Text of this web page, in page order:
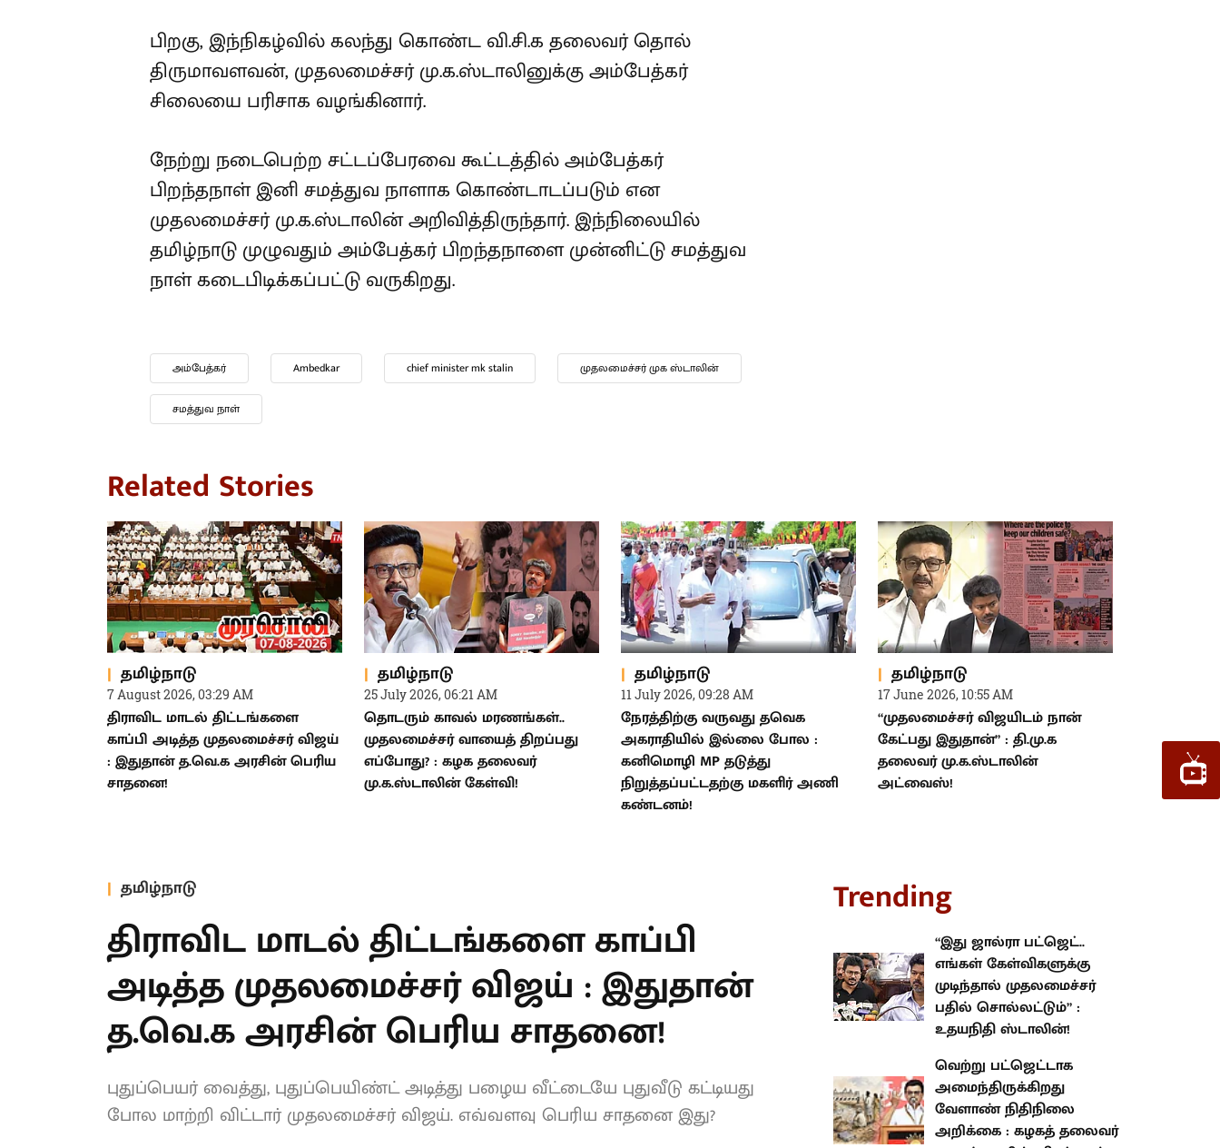
பிறகு, இந்நிகழ்வில் கலந்து கொண்ட வி.சி.க தலைவர் தொல்
திருமாவளவன், முதலமைச்சர் மு.க.ஸ்டாலினுக்கு அம்பேத்கர்
சிலையை பரிசாக வழங்கினார்.
நேற்று நடைபெற்ற சட்டப்பேரவை கூட்டத்தில் அம்பேத்கர்
பிறந்தநாள் இனி சமத்துவ நாளாக கொண்டாடப்படும் என
முதலமைச்சர் மு.க.ஸ்டாலின் அறிவித்திருந்தார். இந்நிலையில்
தமிழ்நாடு முழுவதும் அம்பேத்கர் பிறந்தநாளை முன்னிட்டு சமத்துவ
நாள் கடைபிடிக்கப்பட்டு வருகிறது.
அம்பேத்கர் Ambedkar chief minister mk stalin முதலமைச்சர் முக ஸ்டாலின்
சமத்துவ நாள்
Related Stories
தமிழ்நாடு
7 August 2026, 03:29 AM
திராவிட மாடல் திட்டங்களை
காப்பி அடித்த முதலமைச்சர் விஜய்
: இதுதான் த.வெ.க அரசின் பெரிய
சாதனை!
தமிழ்நாடு
25 July 2026, 06:21 AM
தொடரும் காவல் மரணங்கள்..
முதலமைச்சர் வாயைத் திறப்பது
எப்போது? : கழக தலைவர்
மு.க.ஸ்டாலின் கேள்வி!
தமிழ்நாடு
11 July 2026, 09:28 AM
நேரத்திற்கு வருவது தவெக
அகராதியில் இல்லை போல :
கனிமொழி MP தடுத்து
நிறுத்தப்பட்டதற்கு மகளிர் அணி
கண்டனம்!
தமிழ்நாடு
17 June 2026, 10:55 AM
“முதலமைச்சர் விஜயிடம் நான்
கேட்பது இதுதான்” : தி.மு.க
தலைவர் மு.க.ஸ்டாலின்
அட்வைஸ்!
தமிழ்நாடு
திராவிட மாடல் திட்டங்களை காப்பி
அடித்த முதலமைச்சர் விஜய் : இதுதான்
த.வெ.க அரசின் பெரிய சாதனை!
புதுப்பெயர் வைத்து, புதுப்பெயிண்ட் அடித்து பழைய வீட்டையே புதுவீடு
கட்டியது போல மாற்றி விட்டார் முதலமைச்சர் விஜய். எவ்வளவு பெரிய சாதனை
Trending
“இது ஜால்ரா பட்ஜெட்.. எங்கள்
கேள்விகளுக்கு முடிந்தால்
முதலமைச்சர் பதில் சொல்லட்டும்”
: உதயநிதி ஸ்டாலின்!
வெற்று பட்ஜெட்டாக
அமைந்திருக்கிறது வேளாண்
நிதிநிலை அறிக்கை : கழகத்
தலைவர் மு.க.ஸ்டாலின்
விமர்சனம்!